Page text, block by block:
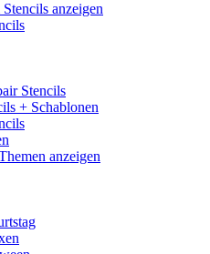
anzeigen
Stencils
+ Schablonen
anzeigen